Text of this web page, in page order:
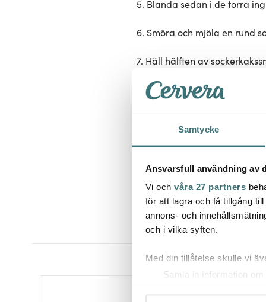
Samtycke
Ansvarsfull användning av
Vi och våra 27 partners
för att lagra och få tillgång
annons- och
och i vilka syften.
Med din tillåtelse skulle vi
Samla in information
5. Blanda sedan i de torra
6. Smöra och mjöla en rund
7. Häll hälften av
9. Ta ut kakan och låt den
10. Pudra över florsocker